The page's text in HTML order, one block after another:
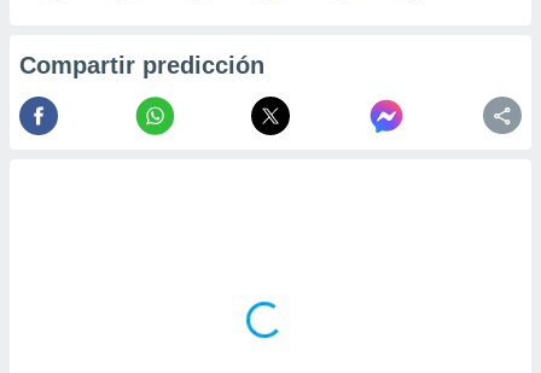
Compartir predicción